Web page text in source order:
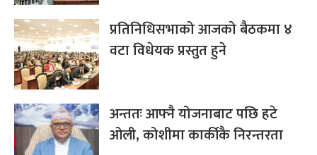
प्रतिनिधिसभाको आजको बैठकमा ४
वटा विधेयक प्रस्तुत हुने
अन्ततः आफ्नै योजनाबाट पछि हटे
ओली, कोशीमा कार्कीकै निरन्तरता